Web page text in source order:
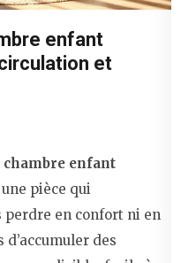
enfant
et
enfant
pièce qui
perdre en confort ni en
d’accumuler des